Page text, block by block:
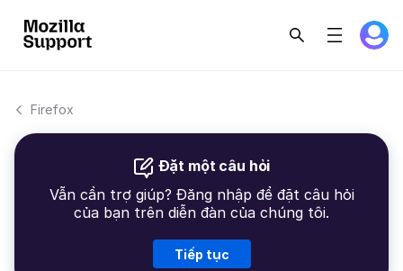
Firefox
Đặt một câu hỏi
Vẫn cần trợ giúp? Đăng nhập để đặt câu hỏi
của bạn trên diễn đàn của chúng tôi.
Tiếp tục